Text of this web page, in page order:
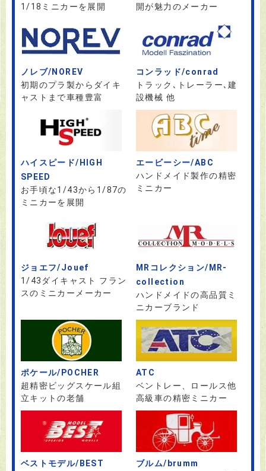
1/18ミニカーを展開
開が魅力のメーカー
ノレブ/NOREV
初期のプラ製からダイキ
ャストまで車種豊富
コンラッド/conrad
トラック､トレーラー､建
設機械 他
ハイスピード/HIGH
SPEED
お手頃な1/43から1/87の
ミニカーを展開
エービーシー/ABC
ハンドメイド製作の精密
ミニカー
ジョエフ/Jouef
1/43ダイキャスト フラン
スのミニカーメーカー
MRコレクション/MR-
collection
ハンドメイドの高品質ミ
ニカーブランド
ポケール/POCHER
超精密ビッグスケール組
立キットの老舗
ATC
ベントレー、ロールス他
高級車の精密ミニカー
ベストモデル/BEST
ブルム/brumm